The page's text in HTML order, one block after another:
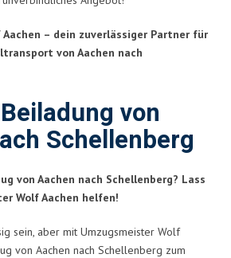
– dein zuverlässiger Partner für
von Aachen nach
von
Schellenberg
von Aachen nach Schellenberg? Lass
Wolf Aachen helfen!
sein, aber mit Umzugsmeister Wolf
von Aachen nach Schellenberg zum